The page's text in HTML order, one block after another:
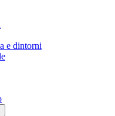
e dintorni